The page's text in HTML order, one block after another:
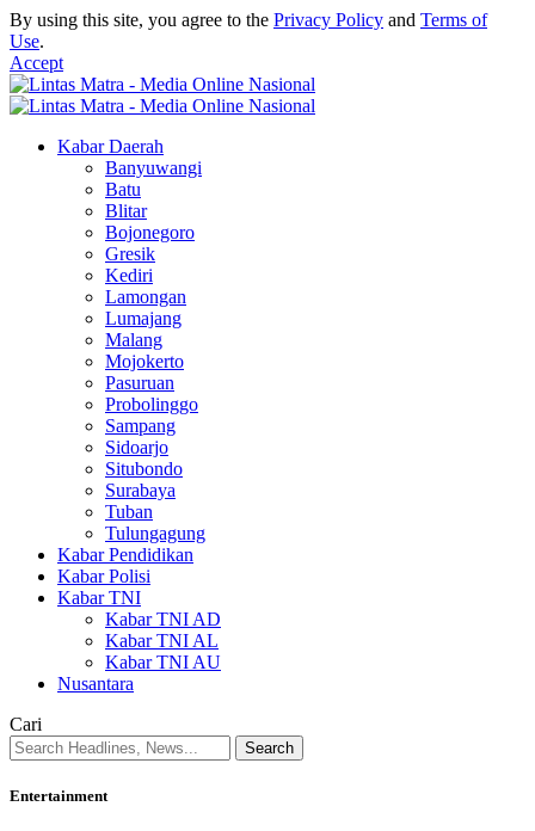
By using this site, you agree to the Privacy Policy and Terms of
Use.
Accept
Kabar Daerah
Banyuwangi
Batu
Blitar
Bojonegoro
Gresik
Kediri
Lamongan
Lumajang
Malang
Mojokerto
Pasuruan
Probolinggo
Sampang
Sidoarjo
Situbondo
Surabaya
Tuban
Tulungagung
Kabar Pendidikan
Kabar Polisi
Kabar TNI
Kabar TNI AD
Kabar TNI AL
Kabar TNI AU
Nusantara
Cari
Entertainment